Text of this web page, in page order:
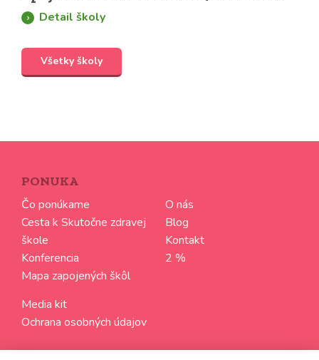
Detail školy
Všetky školy
PONUKA
Čo ponúkame
Cesta k Skutočne zdravej
škole
Konferencia
Mapa zapojených škôl
O nás
Blog
Kontakt
2 %
Media kit
Ochrana osobných údajov